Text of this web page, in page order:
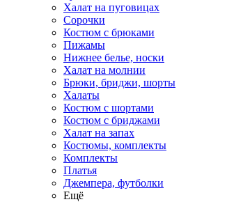
Халат на пуговицах
Сорочки
Костюм с брюками
Пижамы
Нижнее белье, носки
Халат на молнии
Брюки, бриджи, шорты
Халаты
Костюм с шортами
Костюм с бриджами
Халат на запах
Костюмы, комплекты
Комплекты
Платья
Джемпера, футболки
Ещё